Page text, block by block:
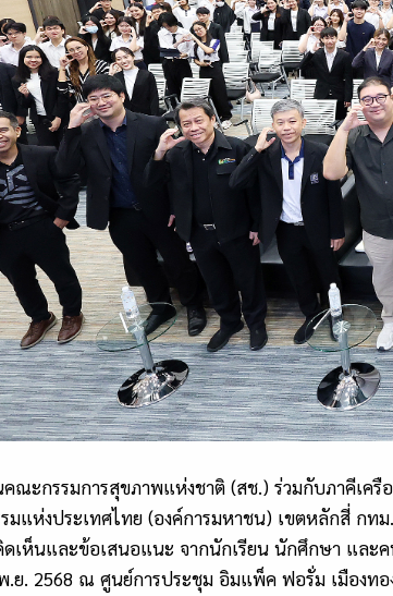
คณะกรรมการสุขภาพแห่งชาติ (สช.) ร่วมกับภาคีเค
มแห่งประเทศไทย (องค์การมหาชน) เขตหลักสี่ กทม.
ดเห็นและข้อเสนอแนะ จากนักเรียน นักศึกษา และ
.ย. 2568 ณ ศูนย์การประชุม อิมแพ็ค ฟอรั่ม เมืองทอ